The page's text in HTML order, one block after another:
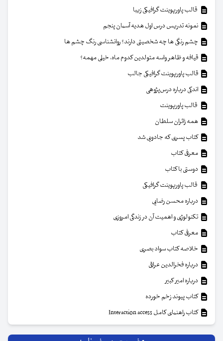
قالب پاورپوینت گرافیکی زیبا
نمونه تدریس درس اول هدیه آسمان پنجم
چشم رنگی ها چه شخصیتی دارند؟ روانشناسی رنگ چشم ها
قیافه و ظاهر واسه متولدین کدوم ماه، خیلی مهمه؟
قالب پاورپوینت گرافیکی جالب
اندکی درباره درس‌پژوهی
قالب پاورپوینت
همه زائران سلطان
کتاب پسری که جادویی شد
معرفی کتاب
دوستی با کتاب
قالب پاورپوینت گرافیکی
درباره محسن رضایی
تکنولوژی و اهمیت آن در زندگی امروزی
معرفی کتاب
خلاصه کتاب سواد بصری
درباره فخرالدین عراقی
درباره امیر کبیر
کتاب پیوند زخم خورده
کتاب راهنمای کامل Interaction access